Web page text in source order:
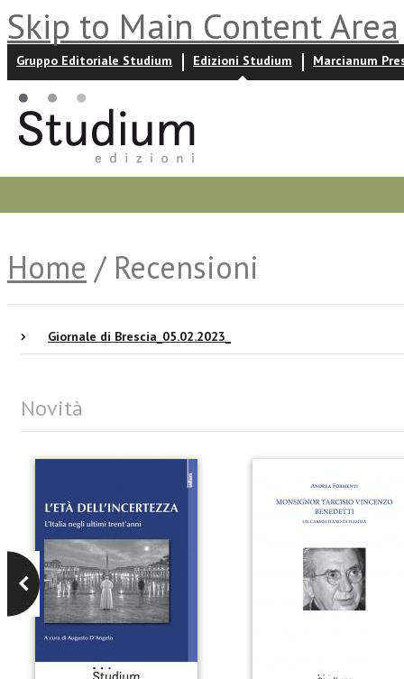
Skip to Main Content Area
Gruppo Editoriale Studium Edizioni Studium Marcianum
Home / Recensioni
Giornale di Brescia_05.02.2023_
Novità